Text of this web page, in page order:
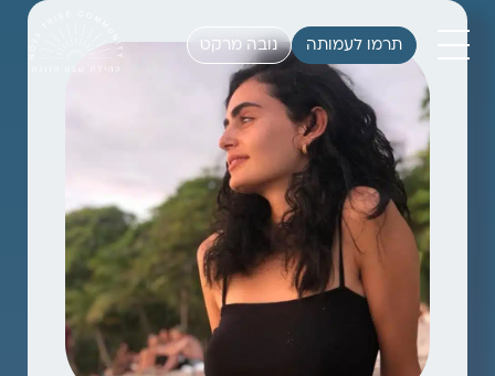
תרמו לעמותה נובה מרקט